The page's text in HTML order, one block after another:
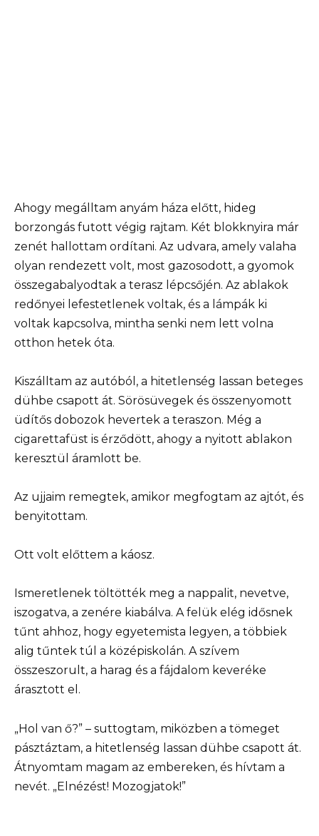
Ahogy megálltam anyám háza előtt, hideg
borzongás futott végig rajtam. Két blokknyira már
zenét hallottam ordítani. Az udvara, amely valaha
olyan rendezett volt, most gazosodott, a gyomok
összegabalyodtak a terasz lépcsőjén. Az ablakok
redőnyei lefestetlenek voltak, és a lámpák ki
voltak kapcsolva, mintha senki nem lett volna
otthon hetek óta.
Kiszálltam az autóból, a hitetlenség lassan beteges
dühbe csapott át. Sörösüvegek és összenyomott
üdítős dobozok hevertek a teraszon. Még a
cigarettafüst is érződött, ahogy a nyitott ablakon
keresztül áramlott be.
Az ujjaim remegtek, amikor megfogtam az ajtót, és
benyitottam.
Ott volt előttem a káosz.
Ismeretlenek töltötték meg a nappalit, nevetve,
iszogatva, a zenére kiabálva. A felük elég idősnek
tűnt ahhoz, hogy egyetemista legyen, a többiek
alig tűntek túl a középiskolán. A szívem
összeszorult, a harag és a fájdalom keveréke
árasztott el.
„Hol van ő?” – suttogtam, miközben a tömeget
pásztáztam, a hitetlenség lassan dühbe csapott át.
Átnyomtam magam az embereken, és hívtam a
nevét. „Elnézést! Mozogjatok!”